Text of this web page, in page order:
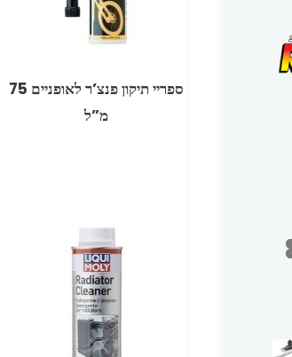
ספריי תיקון פנצ’ר לאופניים 75
מ”ל